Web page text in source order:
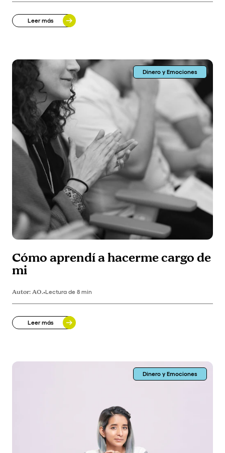
Leer más
Dinero y Emociones
Cómo aprendí a hacerme cargo de
mi
Autor:AO.•Lectura de 8 min
Leer más
Dinero y Emociones